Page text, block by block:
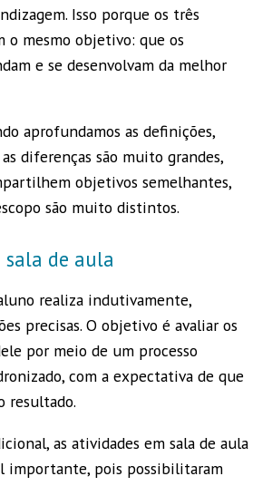
Isso porque os três
o mesmo objetivo: que os
e se desenvolvam da melhor
aprofundamos as definições,
diferenças são muito grandes,
objetivos semelhantes,
são muito distintos.
de aula
realiza indutivamente,
precisas. O objetivo é avaliar os
por meio de um processo
com a expectativa de que
resultado.
as atividades em sala de aula
importante, pois possibilitaram